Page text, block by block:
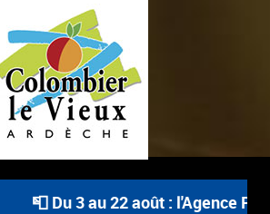
📮 Du 3 au 22 août : l'Agence